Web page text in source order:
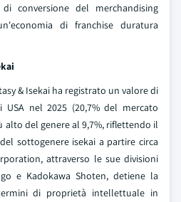
conversione del merchandising
di franchise duratura
& Isekai ha registrato un valore di
nel 2025 (20,7% del mercato
alto del genere al 9,7%, riflettendo il
sottogenere isekai a partire circa
attraverso le sue divisioni
e Kadokawa Shoten, detiene la
di proprietà intellettuale in